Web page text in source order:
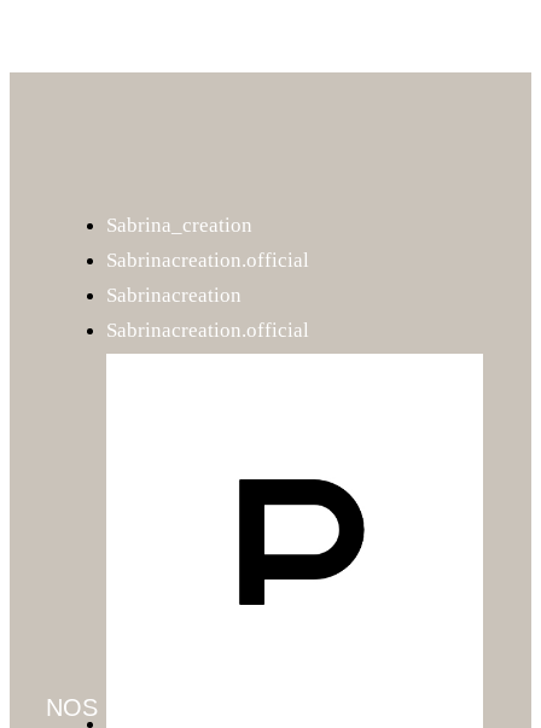
Sabrina_creation
Sabrinacreation.official
Sabrinacreation
Sabrinacreation.official
NOS SERVICES